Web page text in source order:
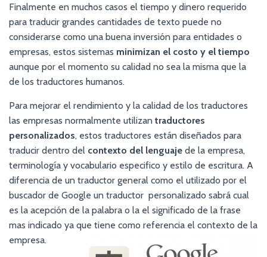
Finalmente en muchos casos el tiempo y dinero requerido
para traducir grandes cantidades de texto puede no
considerarse como una buena inversión para entidades o
empresas, estos sistemas minimizan el costo y el tiempo
aunque por el momento su calidad no sea la misma que la
de los traductores humanos.
Para mejorar el rendimiento y la calidad de los traductores
las empresas normalmente utilizan traductores
personalizados, estos traductores están diseñados para
traducir dentro del contexto del lenguaje de la empresa,
terminología y vocabulario especifico y estilo de escritura. A
diferencia de un traductor general como el utilizado por el
buscador de Google un traductor personalizado sabrá cual
es la acepción de la palabra o la el significado de la frase
mas indicado ya que tiene como referencia el contexto de la
empresa.